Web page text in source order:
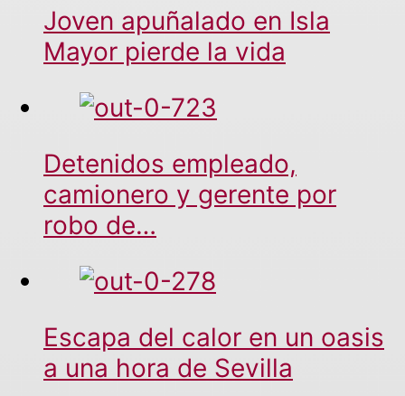
Joven apuñalado en Isla
Mayor pierde la vida
Detenidos empleado,
camionero y gerente por
robo de…
Escapa del calor en un oasis
a una hora de Sevilla